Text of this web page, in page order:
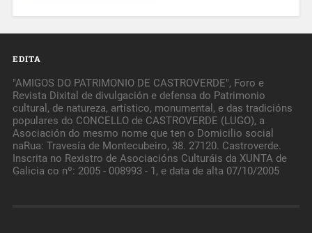
EDITA
"AMIGOS DO PATRIMONIO DE CASTROVERDE", Foro e
Revista Dixital de divulgación e defensa do Patrimonio
cultural, de natureza, artístico, monumental, e das tradicións
populares do CONCELLO de CASTROVERDE (LUGO), a
Asociación do mesmo nome que ten o Domicilio social
naRua: Travesía de Montecubeiro, 38. 27120. Castroverde.
Inscrita no Rexistro de Asociacións Culturáis da XUNTA de
Galicia co nº: 2005 - 008993 - 1, e data de alta 07/10/2005